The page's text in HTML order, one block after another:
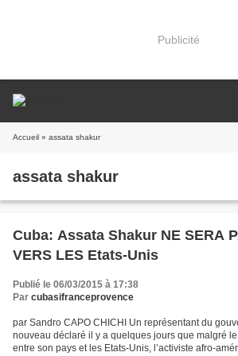
Publicité
Accueil » assata shakur
assata shakur
Cuba: Assata Shakur NE SERA
VERS LES Etats-Unis
Publié le 06/03/2015 à 17:38
Par cubasifranceprovence
par Sandro CAPO CHICHI Un représentant du
nouveau déclaré il y a quelques jours que malgré
entre son pays et les Etats-Unis, l’activiste afro-